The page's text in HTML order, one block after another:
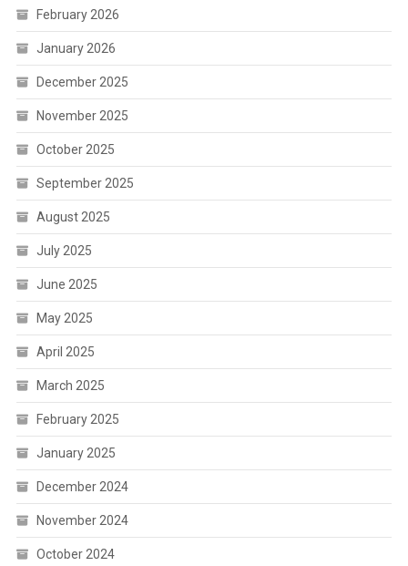
February 2026
January 2026
December 2025
November 2025
October 2025
September 2025
August 2025
July 2025
June 2025
May 2025
April 2025
March 2025
February 2025
January 2025
December 2024
November 2024
October 2024